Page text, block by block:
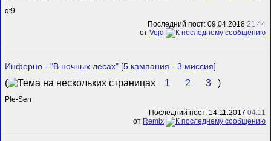
qt9
Последний пост: 09.04.2018 21:44
от Vojd
Инферно - "В ночных лесах" [5 кампания - 3 миссия]
( 1 2 3 )
Ple-Sen
Последний пост: 14.11.2017 04:11
от Remix